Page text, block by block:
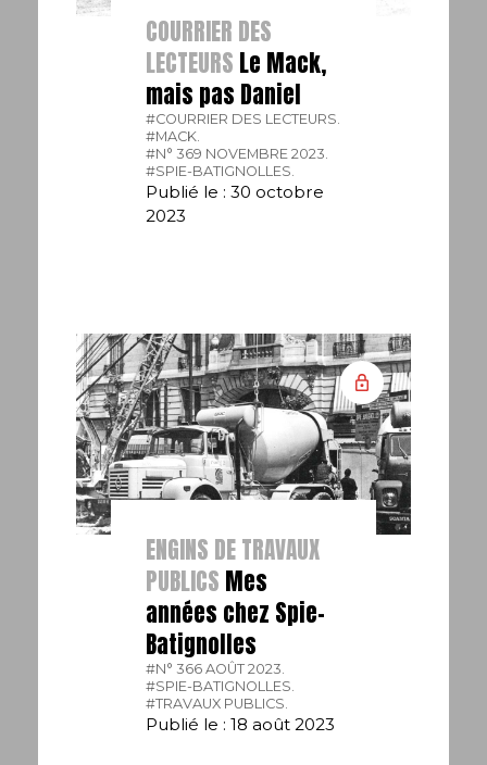
COURRIER DES
LECTEURS Le Mack,
mais pas Daniel
#COURRIER DES LECTEURS.
#MACK.
#N° 369 NOVEMBRE 2023.
#SPIE-BATIGNOLLES.
Publié le : 30 octobre
2023
ENGINS DE TRAVAUX
PUBLICS Mes
années chez Spie-
Batignolles
#N° 366 AOÛT 2023.
#SPIE-BATIGNOLLES.
#TRAVAUX PUBLICS.
Publié le : 18 août 2023